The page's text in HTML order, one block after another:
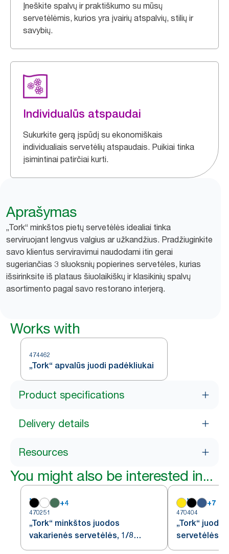
Įneškite spalvų ir praktiškumo su mūsų
servetėlėmis, kurios yra įvairių atspalvių, stilių ir
savybių.
Individualūs atspaudai
Sukurkite gerą įspūdį su ekonomiškais
individualiais servetėlių atspaudais. Puikiai tinka
įsimintinai patirčiai kurti.
Aprašymas
„Tork“ minkštos pietų servetėlės idealiai tinka
serviruojant lengvus valgius ar užkandžius. Pradžiuginkite
savo klientus serviravimui naudodami itin gerai
sugeriančias 3 sluoksnių popierines servetėles, kurias
išsirinksite iš plataus šiuolaikiškų ir klasikinių spalvų
asortimento pagal savo restorano interjerą.
Works with
474462
„Tork“ apvalūs juodi padėkliukai
Product specifications
Delivery details
Resources
You might also be interested in...
+4
470251
„Tork“ minkštos juodos
vakarienės servetėlės, 1/8
lankstymo
+7
470404
„Tork“
servetėlės